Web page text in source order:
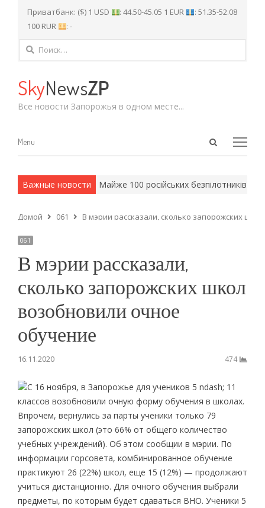
Приватбанк: ($) 1 USD : 44.50-45.05 1 EUR
: 51.35-52.08
100 RUR
: -
Найти:
SkyNewsZP
Все новости Запорожья в одном месте...
Open
Menu
Menu
Важные новости
методы. Майже 100 російських безпілотників
Домой 061 В мэрии рассказали, сколько запорожских
061
В мэрии рассказали,
сколько запорожских школ
возобновили очное
обучение
16.11.2020 474
С 16 ноября, в Запорожье для учеников 5 ndash; 11
классов возобновили очную форму обучения в школах.
Впрочем, вернулись за парты ученики только 79
запорожских школ (это 66% от общего количество
учебных учреждений). Об этом сообщии в мэрии. По
информации горсовета, комбинированное обучение
практикуют 26 (22%) школ, еще 15 (12%) — продолжают
учиться дистанционно. Для очного обучения выбрали
предметы, по которым будет сдаваться ВНО. Ученики 5